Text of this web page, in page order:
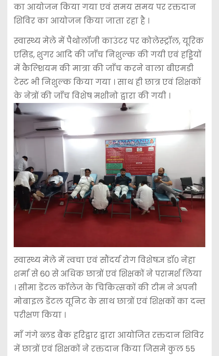
का आयोजन किया गया एवं समय समय पर रक्तदान
शिविर का आयोजन किया जाता रहा है ।
स्वास्थ्य मेले में पैथोलॉजी काउंटर पर कोलेस्ट्रॉल, यूरिक
एसिड, शुगर आदि की जाँच निशुल्क की गयी एवं हड्डियों
में कैल्शियम की मात्रा की जाँच करने वाला बीएमडी
टेस्ट भी निशुल्क किया गया । साथ ही छात्र एवं शिक्षकों
के नेत्रों की जाँच विशेष मशीनो द्वारा की गयी ।
स्वास्थ्य मेले में त्वचा एवं सौंदर्य रोग विशेषज्ञ डॉ० नेहा
शर्मा से 60 से अधिक छात्रों एवं शिक्षकों ने परामर्श लिया
। सीमा डेंटल कॉलेज के चिकित्सकों की टीम ने अपनी
मोबाइल डेंटल यूनिट के साथ छात्रों एवं शिक्षकों का दन्त
परीक्षण किया ।
माँ गंगे ब्लड बैंक हरिद्वार द्वारा आयोजित रक्तदान शिविर
में छात्रों एवं शिक्षकों ने रक्तदान किया जिसमे कुल 55